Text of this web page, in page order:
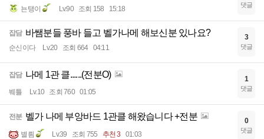
뇬탱이 Lv.90 조회 158 15:18 댓글
잡담 바쌤분들 풍바 들고 벨가나메 해보신분 있나요?
순신이다 Lv.20 조회 664 04:11
3
댓글
잡담 나메 1관 클......(전분O)
붸틀 Lv.10 조회 760 01:05
1
댓글
전분 벨가 나메 부앙바드 1관클 해왔습니다 +전분
별릠 Lv.39 조회 755 추천 3 01:03
0
댓글